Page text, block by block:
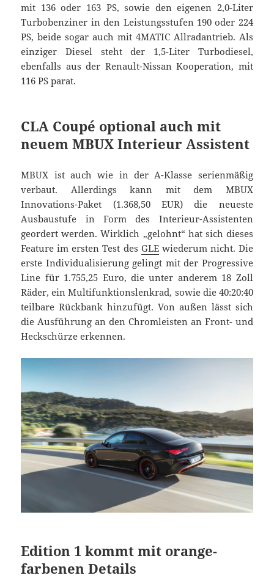
mit 136 oder 163 PS, sowie den eigenen 2,0-Liter
Turbobenziner in den Leistungsstufen 190 oder 224
PS, beide sogar auch mit 4MATIC Allradantrieb. Als
einziger Diesel steht der 1,5-Liter Turbodiesel,
ebenfalls aus der Renault-Nissan Kooperation, mit
116 PS parat.
CLA Coupé optional auch mit
neuem MBUX Interieur Assistent
MBUX ist auch wie in der A-Klasse serienmäßig
verbaut. Allerdings kann mit dem MBUX
Innovations-Paket (1.368,50 EUR) die neueste
Ausbaustufe in Form des Interieur-Assistenten
geordert werden. Wirklich „gelohnt“ hat sich dieses
Feature im ersten Test des GLEwiederum nicht. Die
erste Individualisierung gelingt mit der Progressive
Line für 1.755,25 Euro, die unter anderem 18 Zoll
Räder, ein Multifunktionslenkrad, sowie die 40:20:40
teilbare Rückbank hinzufügt. Von außen lässt sich
die Ausführung an den Chromleisten an Front- und
Heckschürze erkennen.
Edition 1 kommt mit orange-
farbenen Details